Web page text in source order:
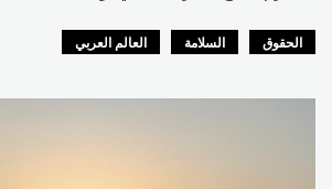
الحقوق السلامة العالم العربي